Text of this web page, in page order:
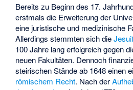
Bereits zu Beginn des 17.
erstmals die Erweiterung der
eine juristische und medizinische
Allerdings stemmten sich die
100 Jahre lang erfolgreich gegen
neuen Fakultäten. Dennoch
steirischen Stände ab 1648 einen
römischem Recht. Nach der